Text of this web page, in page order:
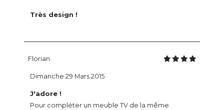
Très design !
Florian
J'adore !
Pour compléter un meuble TV de la même
Dimanche 29 Mars 2015